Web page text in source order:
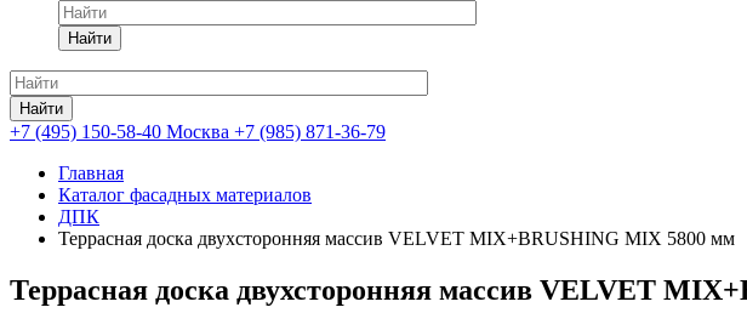
Найти
Найти
+7 (495) 150-58-40 Москва +7 (985) 871-36-79
Главная
Каталог фасадных материалов
ДПК
Террасная доска двухсторонняя массив VELVET MIX+BRUSHING MIX 5800 мм
Террасная доска двухсторонняя массив VELVET